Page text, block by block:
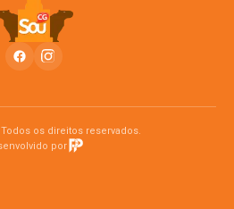
Todos os direitos reservados.
por